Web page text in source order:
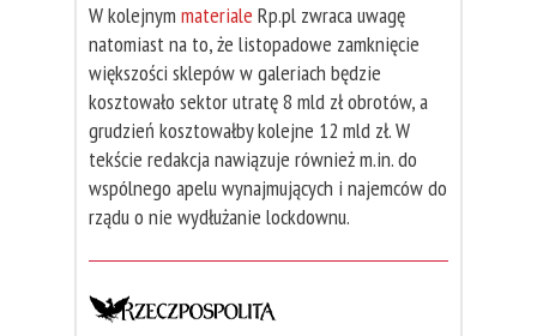
W kolejnym materiale Rp.pl zwraca uwagę
natomiast na to, że listopadowe zamknięcie
większości sklepów w galeriach będzie
kosztowało sektor utratę 8 mld zł obrotów, a
grudzień kosztowałby kolejne 12 mld zł. W
tekście redakcja nawiązuje również m.in. do
wspólnego apelu wynajmujących i najemców do
rządu o nie wydłużanie lockdownu.